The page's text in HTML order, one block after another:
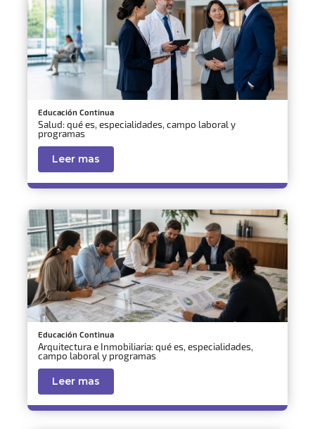
Educación Continua
Salud: qué es, especialidades, campo laboral y
programas
Leer mas
Educación Continua
Arquitectura e Inmobiliaria: qué es, especialidades,
campo laboral y programas
Leer mas